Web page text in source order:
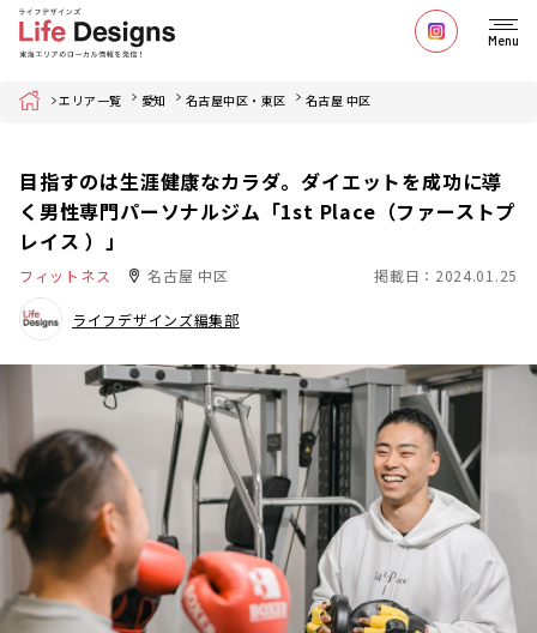
Menu
Home エリア一覧 愛知 名古屋中区・東区 名古屋 中区
目指すのは生涯健康なカラダ。ダイエットを成功に導
く男性専門パーソナルジム「1st Place（ファーストプ
レイス ）」
フィットネス 名古屋 中区 掲載日：2024.01.25
ライフデザインズ編集部